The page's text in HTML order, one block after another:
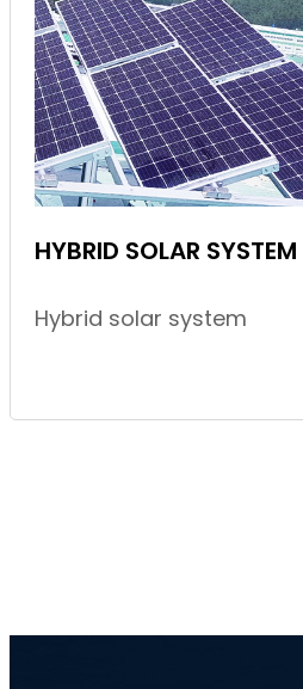
HYBRID SOLAR SYSTEM
Hybrid solar system